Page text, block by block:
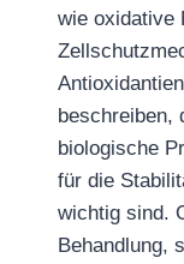
wie oxidative
beschreiben,
biologische
für die
wichtig sind.
Behandlung,